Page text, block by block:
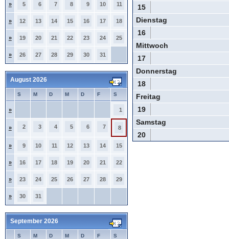
» 5 6 7 8 9 10 11
» 12 13 14 15 16 17 18
» 19 20 21 22 23 24 25
» 26 27 28 29 30 31
August 2026
S M D M D F S
» 1
» 2 3 4 5 6 7 8
» 9 10 11 12 13 14 15
» 16 17 18 19 20 21 22
» 23 24 25 26 27 28 29
» 30 31
September 2026
S M D M D F S
15
Dienstag
16
Mittwoch
17
Donnerstag
18
Freitag
19
Samstag
20